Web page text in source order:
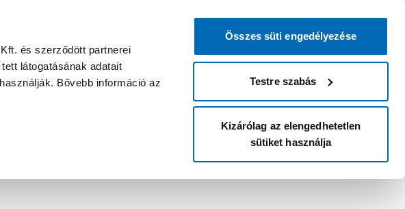
és szerződött partnerei
látogatásának adatait
Bővebb információ az
Összes süti engedélyezése
Testre szabás
Kizárólag az elengedhetetlen
sütiket használja